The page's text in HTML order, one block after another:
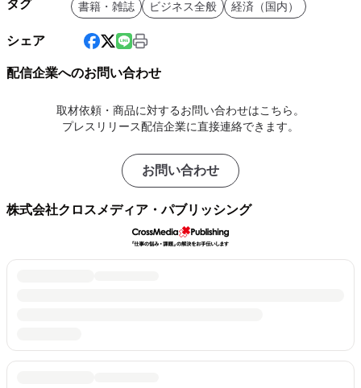
タグ 書籍・雑誌 ビジネス全般 経済（国内）
シェア
配信企業へのお問い合わせ
取材依頼・商品に対するお問い合わせはこちら。
プレスリリース配信企業に直接連絡できます。
お問い合わせ
株式会社クロスメディア・パブリッシング